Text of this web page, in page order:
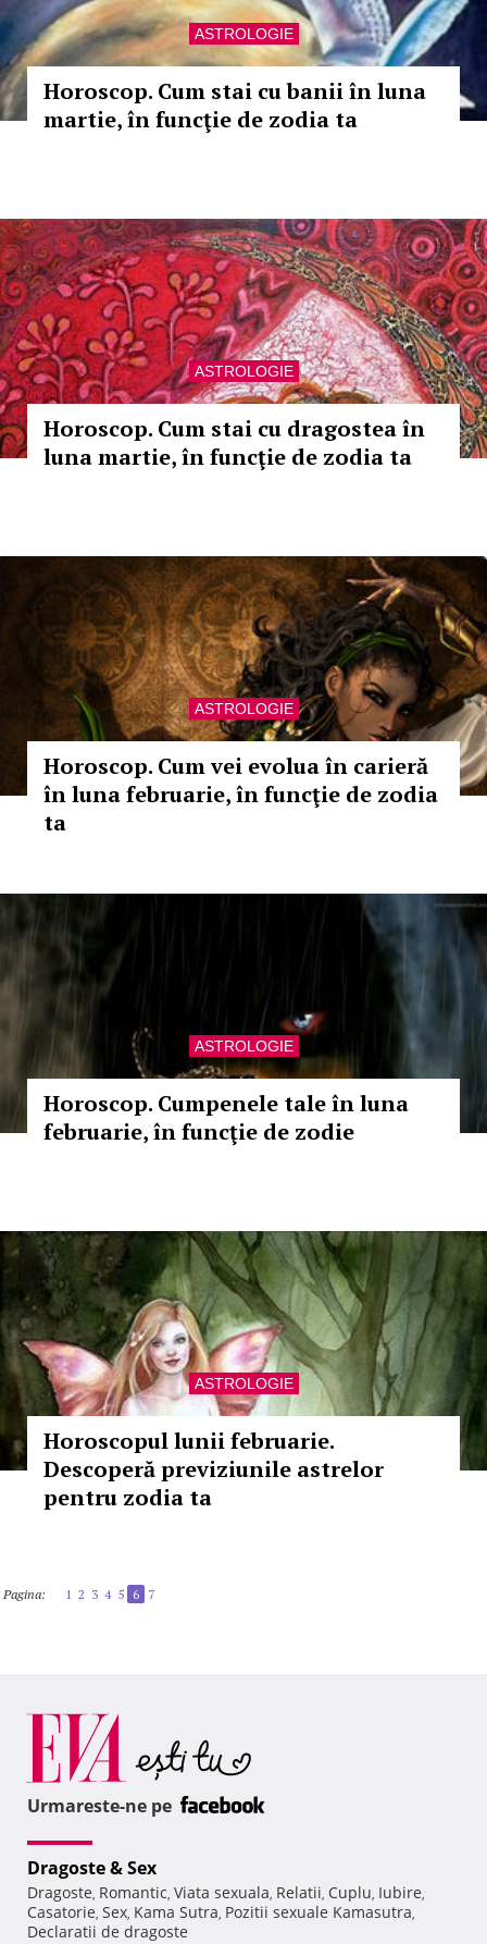
ASTROLOGIE
Horoscop. Cum stai cu banii în luna
martie, în funcţie de zodia ta
ASTROLOGIE
Horoscop. Cum stai cu dragostea în
luna martie, în funcţie de zodia ta
ASTROLOGIE
Horoscop. Cum vei evolua în carieră
în luna februarie, în funcţie de zodia
ta
ASTROLOGIE
Horoscop. Cumpenele tale în luna
februarie, în funcţie de zodie
ASTROLOGIE
Horoscopul lunii februarie.
Descoperă previziunile astrelor
pentru zodia ta
Pagina: 1 2 3 4 5 6 7
Urmareste-ne pe
Dragoste & Sex
Dragoste, Romantic, Viata sexuala, Relatii, Cuplu, Iubire,
Casatorie, Sex, Kama Sutra, Pozitii sexuale Kamasutra,
Declaratii de dragoste